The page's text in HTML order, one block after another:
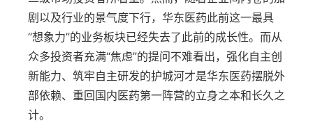
剧以及行业的景气度下行，华东医药此前这一最具
“想象力”的业务板块已经失去了此前的成长性。而从
众多投资者充满“焦虑”的提问不难看出，强化自主创
新能力、筑牢自主研发的护城河才是华东医药摆脱外
部依赖、重回国内医药第一阵营的立身之本和长久之
计。